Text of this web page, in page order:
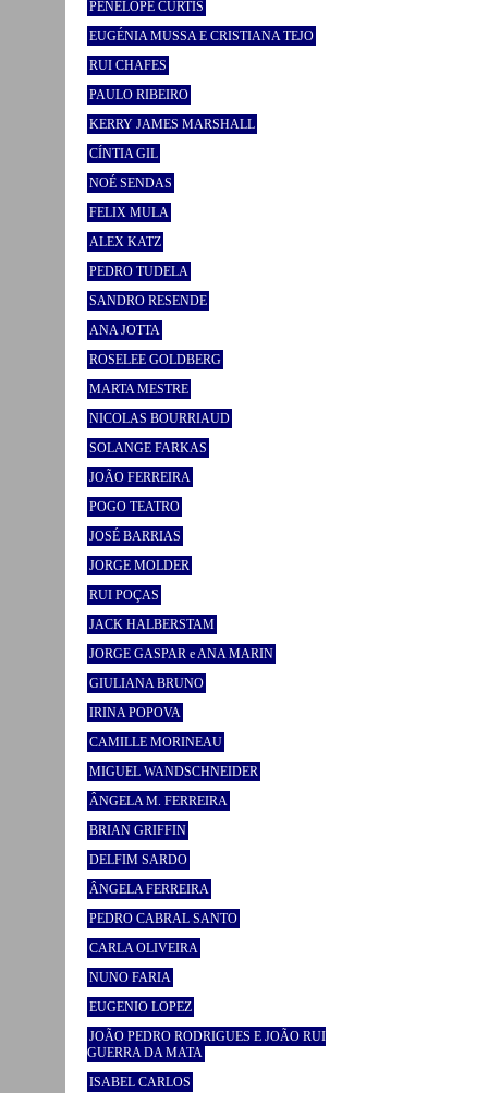
PENELOPE CURTIS
EUGÉNIA MUSSA E CRISTIANA TEJO
RUI CHAFES
PAULO RIBEIRO
KERRY JAMES MARSHALL
CÍNTIA GIL
NOÉ SENDAS
FELIX MULA
ALEX KATZ
PEDRO TUDELA
SANDRO RESENDE
ANA JOTTA
ROSELEE GOLDBERG
MARTA MESTRE
NICOLAS BOURRIAUD
SOLANGE FARKAS
JOÃO FERREIRA
POGO TEATRO
JOSÉ BARRIAS
JORGE MOLDER
RUI POÇAS
JACK HALBERSTAM
JORGE GASPAR e ANA MARIN
GIULIANA BRUNO
IRINA POPOVA
CAMILLE MORINEAU
MIGUEL WANDSCHNEIDER
ÂNGELA M. FERREIRA
BRIAN GRIFFIN
DELFIM SARDO
ÂNGELA FERREIRA
PEDRO CABRAL SANTO
CARLA OLIVEIRA
NUNO FARIA
EUGENIO LOPEZ
JOÃO PEDRO RODRIGUES E JOÃO RUI
GUERRA DA MATA
ISABEL CARLOS